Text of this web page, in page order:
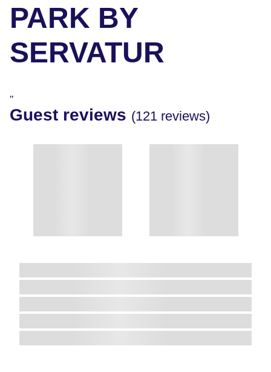
PARK BY
SERVATUR
"
Guest reviews (121 reviews)